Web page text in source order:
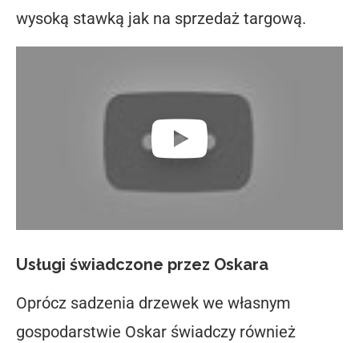
wysoką stawką jak na sprzedaż targową.
Usługi świadczone przez Oskara
Oprócz sadzenia drzewek we własnym
gospodarstwie Oskar świadczy również